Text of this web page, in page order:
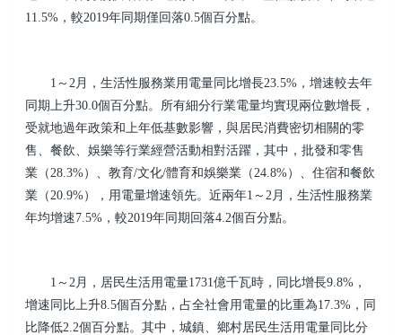
11.5%，較2019年同期僅回落0.5個百分點。
1～2月，生活性服務業用電量同比增長23.5%，增速較去年
同期上升30.0個百分點。所有細分行業電量均實現兩位數增長，
受就地過年政策和上年低基數影響，與居民消費密切相關的零
售、餐飲、娛樂等行業經營活動相對活躍，其中，批發和零售
業（28.3%）、教育/文化/體育和娛樂業（24.8%）、住宿和餐飲
業（20.9%），用電量增速領先。近兩年1～2月，生活性服務業
年均增速7.5%，較2019年同期回落4.2個百分點。
1～2月，居民生活用電量1731億千瓦時，同比增長9.8%，
增速同比上升8.5個百分點，占全社會用電量的比重為17.3%，同
比降低2.2個百分點。其中，城鎮、鄉村居民生活用電量同比分